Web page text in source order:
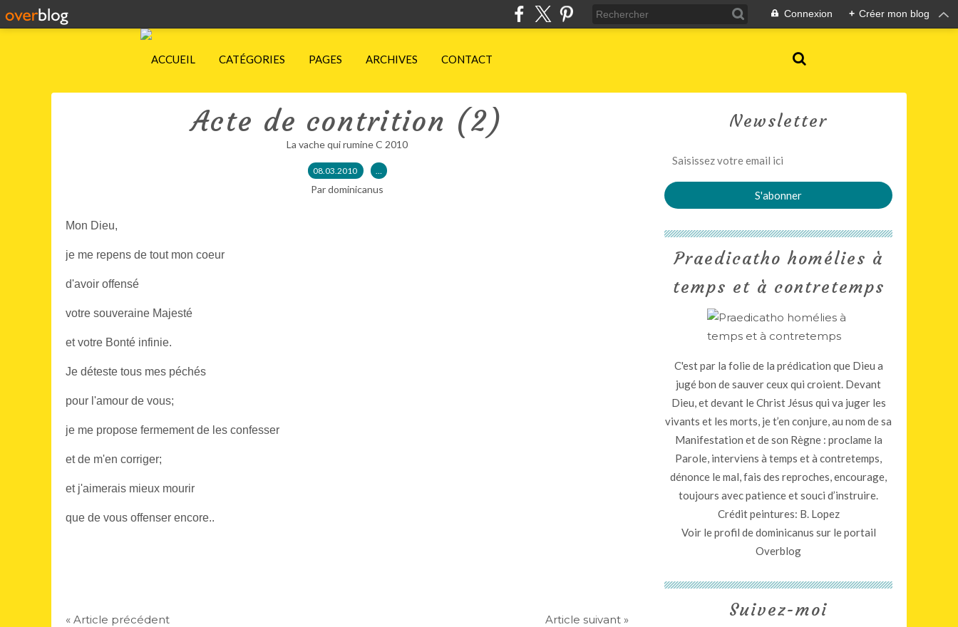
Connexion + Créer mon blog
ACCUEIL CATÉGORIES PAGES ARCHIVES CONTACT
Acte de contrition (2)
La vache qui rumine C 2010
08.03.2010 …
Par dominicanus
Mon Dieu,
je me repens de tout mon coeur
d'avoir offensé
votre souveraine Majesté
et votre Bonté infinie.
Je déteste tous mes péchés
pour l'amour de vous;
je me propose fermement de les confesser
et de m'en corriger;
et j'aimerais mieux mourir
que de vous offenser encore..
« Article précédent Article suivant »
Newsletter
Praedicatho homélies à
temps et à contretemps
C'est par la folie de la prédication que Dieu a
jugé bon de sauver ceux qui croient. Devant
Dieu, et devant le Christ Jésus qui va juger les
vivants et les morts, je t’en conjure, au nom de sa
Manifestation et de son Règne : proclame la
Parole, interviens à temps et à contretemps,
dénonce le mal, fais des reproches, encourage,
toujours avec patience et souci d’instruire.
Crédit peintures: B. Lopez
Voir le profil dedominicanus sur le portail
Overblog
Suivez-moi